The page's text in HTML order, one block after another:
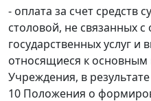
- оплата за счет средств
столовой, не связанных с
государственных услуг
относящиеся к основным
Учреждения, в
10 Положения о